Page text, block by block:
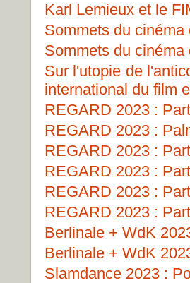
Karl Lemieux et le
Sommets du
Sommets du
Sur l'utopie de
international du film
REGARD 2023 :
REGARD 2023 :
REGARD 2023 :
REGARD 2023 :
REGARD 2023 :
REGARD 2023 :
Berlinale + WdK
Berlinale + WdK
Slamdance 2023 :